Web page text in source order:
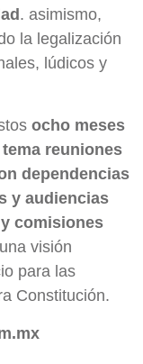
. asimismo,
la legalización
lúdicos y
ocho meses
reuniones
dependencias
y audiencias
comisiones
visión
para las
Constitución.